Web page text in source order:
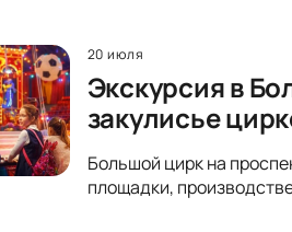
20 июля
Экскурсия в
закулисье
Большой цирк на
площадки,